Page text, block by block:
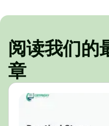
阅读我们的
章